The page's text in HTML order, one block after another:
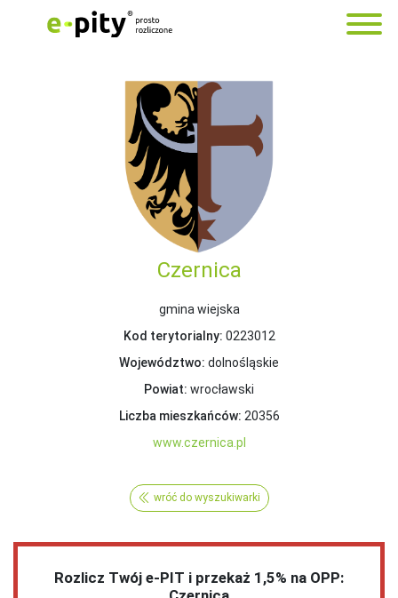
Czernica
gmina wiejska
Kod terytorialny: 0223012
Województwo: dolnośląskie
Powiat: wrocławski
Liczba mieszkańców: 20356
www.czernica.pl
wróć do wyszukiwarki
Rozlicz Twój e-PIT i przekaż 1,5% na OPP: